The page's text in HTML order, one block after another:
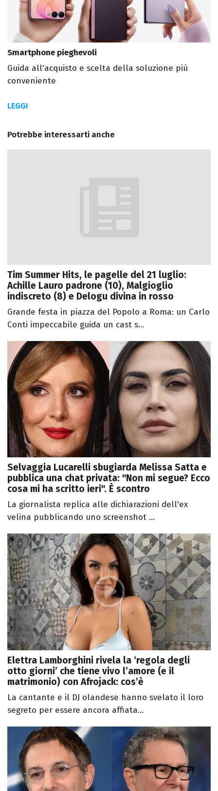
Smartphone pieghevoli
Guida all'acquisto e scelta della soluzione più
conveniente
LEGGI
Potrebbe interessarti anche
Tim Summer Hits, le pagelle del 21 luglio:
Achille Lauro padrone (10), Malgioglio
indiscreto (8) e Delogu divina in rosso
Grande festa in piazza del Popolo a Roma: un Carlo
Conti impeccabile guida un cast s...
Selvaggia Lucarelli sbugiarda Melissa Satta e
pubblica una chat privata: "Non mi segue? Ecco
cosa mi ha scritto ieri". È scontro
La giornalista replica alle dichiarazioni dell'ex
velina pubblicando uno screenshot ...
Elettra Lamborghini rivela la ‘regola degli
otto giorni’ che tiene vivo l’amore (e il
matrimonio) con Afrojack: cos’è
La cantante e il DJ olandese hanno svelato il loro
segreto per essere ancora affiata...